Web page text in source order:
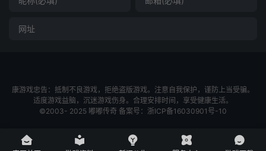
康游戏忠告：抵制不良游戏，拒绝盗版游戏。注意自我保护，谨防上当受骗。
适度游戏益脑，沉迷游戏伤身。合理安排时间，享受健康生活。
©2003- 2025 嘟嘟传奇 备案号： 浙ICP备16030901号-10
    